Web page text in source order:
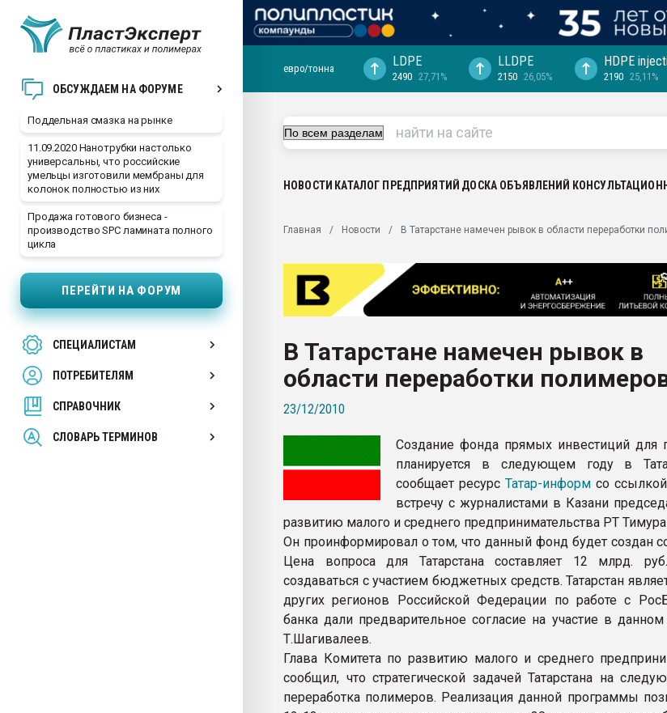
ОБСУЖДАЕМ НА ФОРУМЕ
Поддельная смазка на рынке
11.09.2020 Нанотрубки настолько
универсальны, что российские
умельцы изготовили мембраны для
колонок полностью из них
Продажа готового бизнеса -
производство SPC ламината полного
цикла
ПЕРЕЙТИ НА ФОРУМ
СПЕЦИАЛИСТАМ
ПОТРЕБИТЕЛЯМ
СПРАВОЧНИК
СЛОВАРЬ ТЕРМИНОВ
ближайшее подмосковье, с.-в.
Подмосковье, Москва
первый план в переработке
28.07.2026 "Технониколь" довольна
Всё, что касается выдува ПЭТ
Материал поверхности пуансона для
Продам отходы Композиция
поликарбоната и АБС-пластика
Armaloy PC/ABS-1IM черный цвет
евро/тонна LDPE
2490 27,71%
LLDPE
2150 26,05%
HDPE
2190 25,11%
НОВОСТИ КАТАЛОГ ПРЕДПРИЯТИЙ ДОСКА ОБЪЯВЛЕНИЙ
Главная Новости В Татарстане намечен рывок в области переработки
В Татарстане намечен рывок в
области переработки
23/12/2010
Создание фонда прямых инвестиций для
планируется в следующем году в
сообщает ресурс Татар-информ со
встречу с журналистами в Казани
развитию малого и среднего предпринимательства РТ
Он проинформировал о том, что данный фонд будет создан
Цена вопроса для Татарстана составляет 12 млрд.
создаваться с участием бюджетных средств. Татарстан
других регионов Российской Федерации по работе с
банка дали предварительное согласие на участие в
Т.Шагивалеев.
Глава Комитета по развитию малого и среднего
сообщил, что стратегической задачей Татарстана на
переработка полимеров. Реализация данной программы